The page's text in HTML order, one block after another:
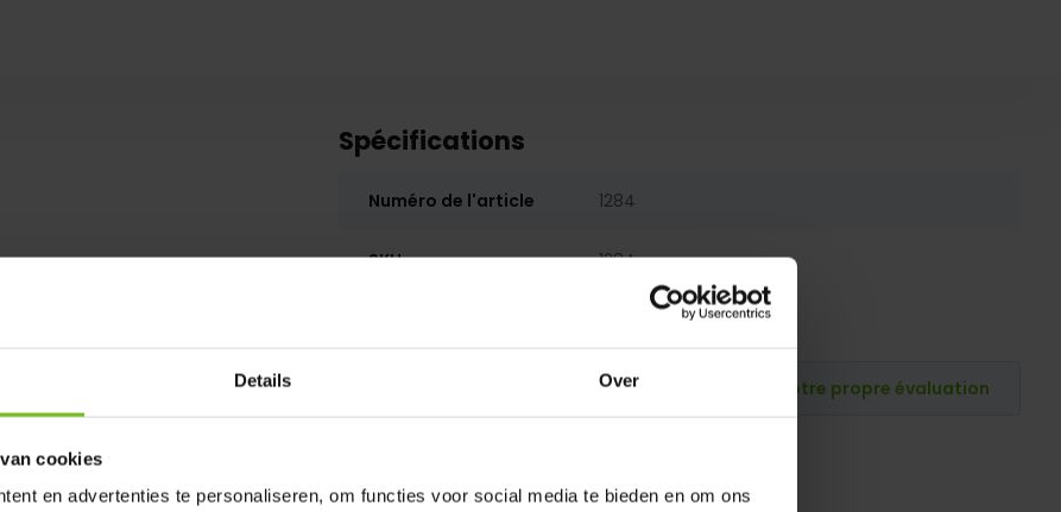
Details Over
cookies
en advertenties te personaliseren, om functies voor social media te bieden en om ons
Spécifications
Numéro de l'article 1284
SKU 1284
Publiez votre propre évaluation